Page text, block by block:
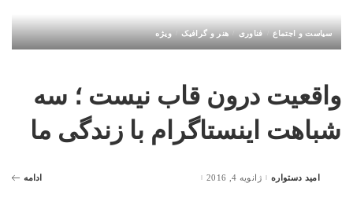
سیاست و اجتماع فناوری هنر و گرافیک ویژه
واقعيت درون قاب نيست ؛ سه
شباهت اینستاگرام با زندگی ما
Postedامید دستواره ژانویه 4, 2016 ادامه